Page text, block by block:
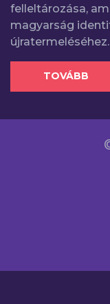
felleltározása,
magyarság
újratermeléséhez.
TOVÁBB